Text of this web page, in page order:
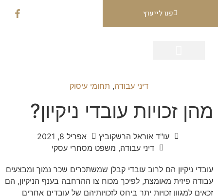
פנו לייעוץ
דיני עבודה, תחומי עיסוק
מהן זכויות עובדי ניקיון?
עו"ד אוראל הרשקוביץ
אפריל 8, 2021
דיני עבודה, משפט מסחרי עסקי
עובדי ניקיון הם לרוב עובדי קבלן שמשתכרים שכר נמוך ומבצעים
עבודה פיזית מאומצת, לפיכך מכוח צו ההרחבה בענף הניקיון, הם
זכאים למגוון זכויות יתר ביחס לזכויותיהם של עובדים אחרים